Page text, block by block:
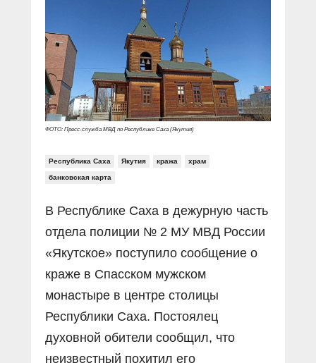
Документальные фильмы
Специальный репортаж
КиберПОСТОВОЙ
Журнал «Полиция России»
Контакты
Вакансии
ФОТО: Пресс-служба МВД по Республике Саха (Якутия)
Республика Саха Якутия кража храм
банковская карта
В Республике Саха в дежурную часть
отдела полиции № 2 МУ МВД России
«Якутское» поступило сообщение о
краже в Спасском мужском
монастыре в центре столицы
Республики Саха. Постоялец
духовной обители сообщил, что
неизвестный похитил его